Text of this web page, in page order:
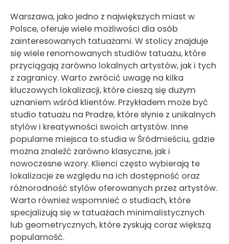
Warszawa, jako jedno z największych miast w
Polsce, oferuje wiele możliwości dla osób
zainteresowanych tatuażami. W stolicy znajduje
się wiele renomowanych studiów tatuażu, które
przyciągają zarówno lokalnych artystów, jak i tych
z zagranicy. Warto zwrócić uwagę na kilka
kluczowych lokalizacji, które cieszą się dużym
uznaniem wśród klientów. Przykładem może być
studio tatuażu na Pradze, które słynie z unikalnych
stylów i kreatywności swoich artystów. Inne
popularne miejsca to studia w Śródmieściu, gdzie
można znaleźć zarówno klasyczne, jak i
nowoczesne wzory. Klienci często wybierają te
lokalizacje ze względu na ich dostępność oraz
różnorodność stylów oferowanych przez artystów.
Warto również wspomnieć o studiach, które
specjalizują się w tatuażach minimalistycznych
lub geometrycznych, które zyskują coraz większą
popularność.